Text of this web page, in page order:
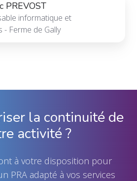
PREVOST
informatique et
- Ferme de Gally
PREVOST
la continuité de
activité ?
à votre disposition pour
PRA adapté à vos services